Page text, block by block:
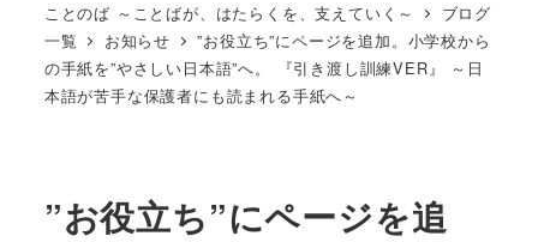
ことのば ～ことばが、はたらくを、支えていく～
ブログ
一覧
お知らせ
”お役立ち”にページを追加。小学校から
の手紙を”やさしい日本語”へ。 『引き渡し訓練VER』 ～日
本語が苦手な保護者にも読まれる手紙へ～
”お役立ち”にページを追